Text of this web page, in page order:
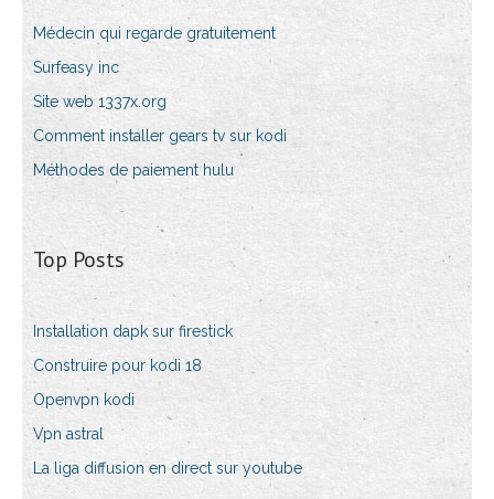
Médecin qui regarde gratuitement
Surfeasy inc
Site web 1337x.org
Comment installer gears tv sur kodi
Méthodes de paiement hulu
Top Posts
Installation dapk sur firestick
Construire pour kodi 18
Openvpn kodi
Vpn astral
La liga diffusion en direct sur youtube